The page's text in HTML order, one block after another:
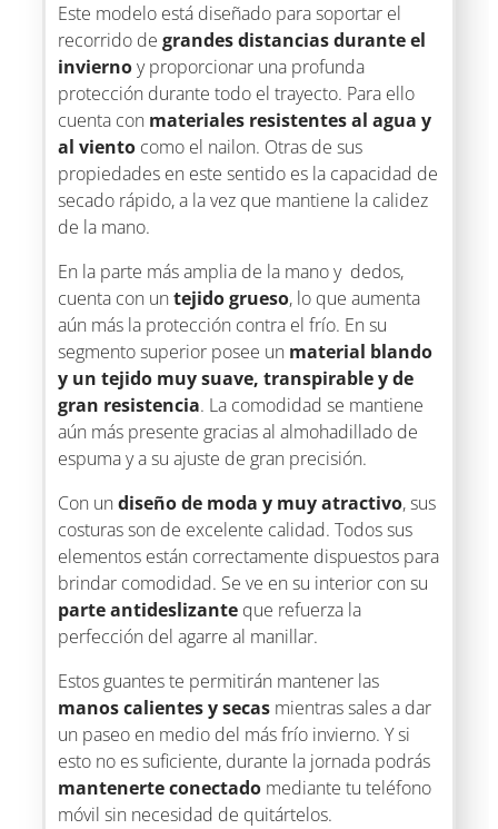
Este modelo está diseñado para soportar el
recorrido degrandes distancias durante el
inviernoy proporcionar una profunda
protección durante todo el trayecto. Para ello
cuenta con materiales resistentes al agua y
al viento como el nailon. Otras de sus
propiedades en este sentido es la capacidad de
secado rápido, a la vez que mantiene la calidez
de la mano.
En la parte más amplia de la mano y dedos,
cuenta con untejido grueso, lo que aumenta
aún más la protección contra el frío. En su
segmento superior posee un material blando
y un tejido muy suave, transpirable y de
gran resistencia. La comodidad se mantiene
aún más presente gracias al almohadillado de
espuma y a su ajuste de gran precisión.
Con undiseño de moda y muy atractivo, sus
costuras son de excelente calidad. Todos sus
elementos están correctamente dispuestos para
brindar comodidad. Se ve en su interior con su
parte antideslizante que refuerza la
perfección del agarre al manillar.
Estos guantes te permitirán mantener las
manos calientes y secas mientras sales a dar
un paseo en medio del más frío invierno. Y si
esto no es suficiente, durante la jornada podrás
mantenerte conectado mediante tu teléfono
móvil sin necesidad de quitártelos.